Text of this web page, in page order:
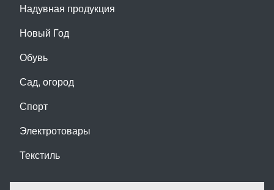
Надувная продукция
Новый Год
Обувь
Сад, огород
Спорт
Электротовары
Текстиль